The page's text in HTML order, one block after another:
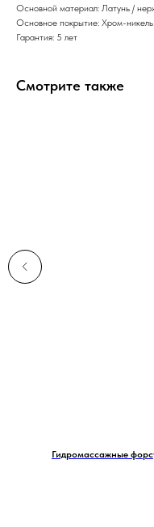
Основной материал: Латунь /
Основное покрытие: Хром-никель
Гарантия: 5 лет
Смотрите также
Гидромассажные